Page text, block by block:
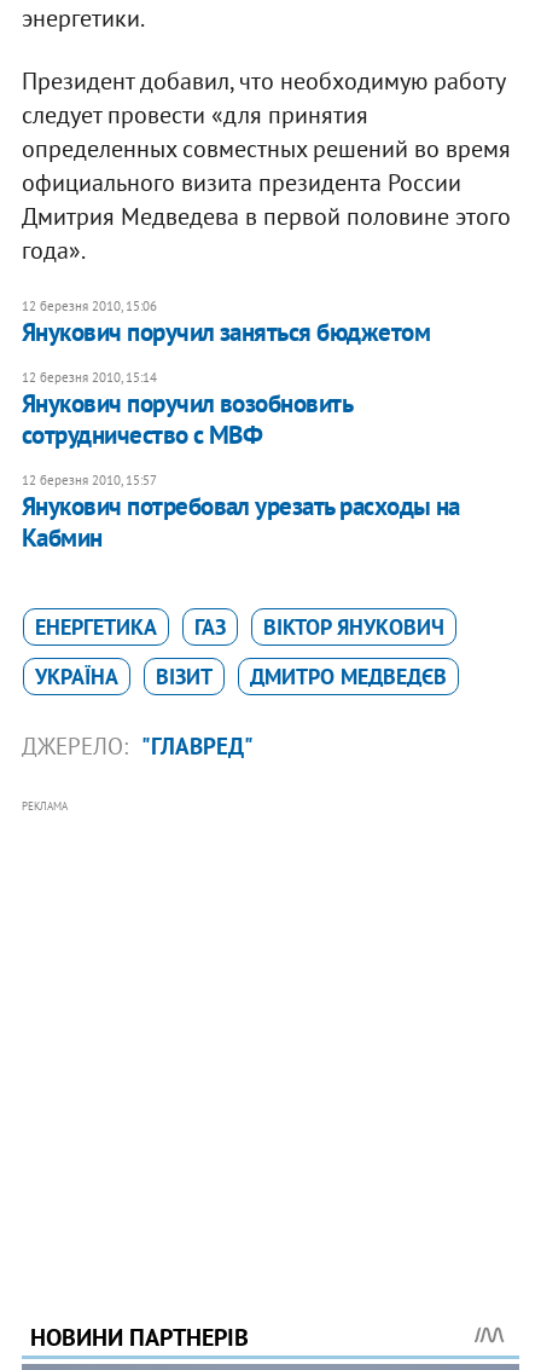
энергетики.
Президент добавил, что необходимую работу
следует провести «для принятия
определенных совместных решений во время
официального визита президента России
Дмитрия Медведева в первой половине этого
года».
12 березня 2010, 15:06
Янукович поручил заняться бюджетом
12 березня 2010, 15:14
Янукович поручил возобновить
сотрудничество с МВФ
12 березня 2010, 15:57
Янукович потребовал урезать расходы на
Кабмин
ЕНЕРГЕТИКА ГАЗ
ВІКТОР ЯНУКОВИЧ
УКРАЇНА
ВІЗИТ ДМИТРО МЕДВЕДЄВ
ДЖЕРЕЛО: "ГЛАВРЕД"
РЕКЛАМА